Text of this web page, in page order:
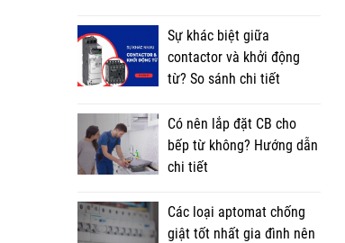
Sự khác biệt giữa
contactor và khởi động
từ? So sánh chi tiết
Có nên lắp đặt CB cho
bếp từ không? Hướng dẫn
chi tiết
Các loại aptomat chống
giật tốt nhất gia đình nên